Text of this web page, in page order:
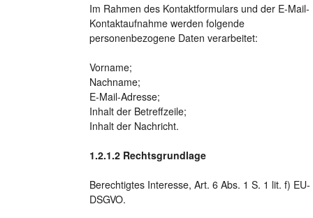
Im Rahmen des Kontaktformulars und der E-Mail-
Kontaktaufnahme werden folgende
personenbezogene Daten verarbeitet:
Vorname;
Nachname;
E-Mail-Adresse;
Inhalt der Betreffzeile;
Inhalt der Nachricht.
Rechtsgrundlage
Berechtigtes Interesse, Art. 6 Abs. 1 S. 1 lit. f) EU-
DSGVO.